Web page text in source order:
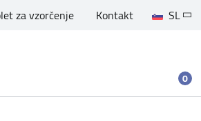
za vzorčenje Kontakt SL
0